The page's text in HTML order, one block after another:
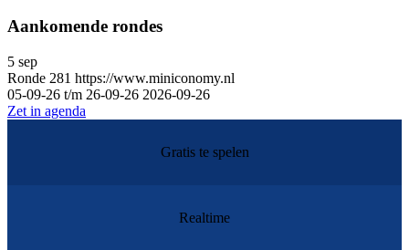
Aankomende rondes
5 sep
Ronde 281 https://www.miniconomy.nl
05-09-26 t/m 26-09-26 2026-09-26
Zet in agenda
Gratis te spelen
Realtime